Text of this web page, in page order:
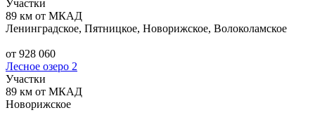
Участки
89 км от МКАД
Ленинградское, Пятницкое, Новорижское, Волоколамское
от 928 060
Лесное озеро 2
Участки
89 км от МКАД
Новорижское